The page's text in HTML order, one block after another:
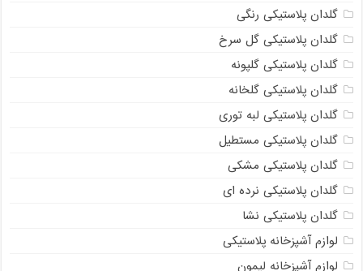
گلدان پلاستیکی رنگی
گلدان پلاستیکی گل سرخ
گلدان پلاستیکی گلپونه
گلدان پلاستیکی گلخانه
گلدان پلاستیکی لبه توری
گلدان پلاستیکی مستطیل
گلدان پلاستیکی مشکی
گلدان پلاستیکی نرده ای
گلدان پلاستیکی نشا
لوازم آشپزخانه پلاستیکی
لوازم آشپزخانه لیمون